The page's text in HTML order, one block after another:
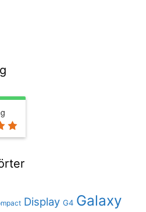
Display G4 Galaxy